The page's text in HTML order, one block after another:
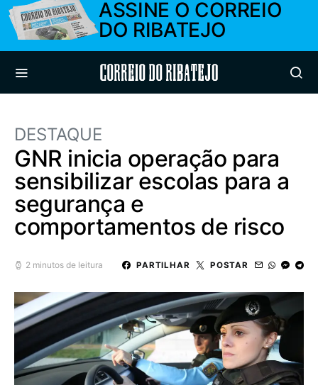
ASSINE O CORREIO
DO RIBATEJO
Correio do Ribatejo
DESTAQUE
GNR inicia operação para
sensibilizar escolas para a
segurança e
comportamentos de risco
2 minutos de leitura PARTILHAR POSTAR